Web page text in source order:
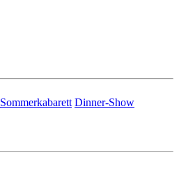
Sommerkabarett Dinner-Show